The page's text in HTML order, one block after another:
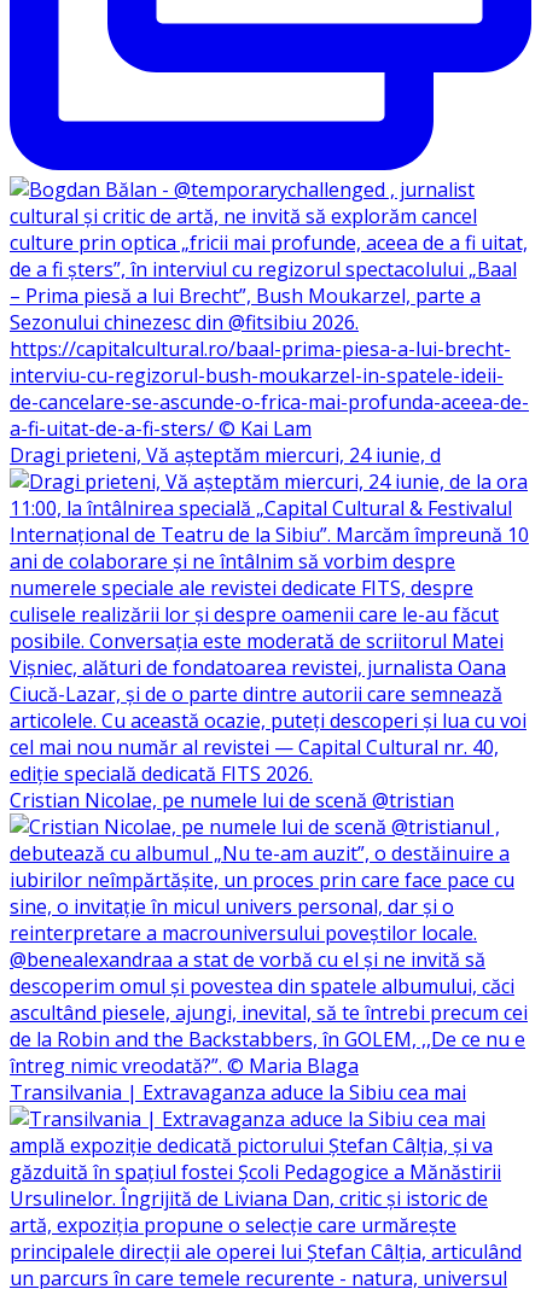
Dragi prieteni, Vă așteptăm miercuri, 24 iunie, d
Cristian Nicolae, pe numele lui de scenă @tristian
Transilvania | Extravaganza aduce la Sibiu cea mai